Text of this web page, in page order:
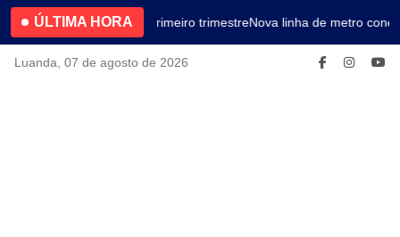
ÚLTIMA HORA4.2% no primeiro trimestreNova linha de metro
Luanda, 07 de agosto de 2026